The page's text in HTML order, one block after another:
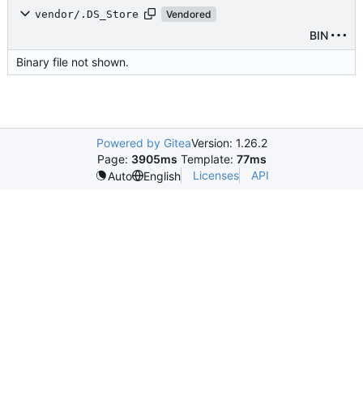
vendor/.DS_Store Vendored
BIN
Binary file not shown.
Powered by GiteaVersion: 1.26.2
Page: 3905ms Template: 77ms
Auto
English Licenses API